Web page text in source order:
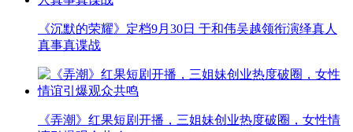
《沉默的荣耀》定档9月30日 于和伟吴越领衔演绎真人
真事真谍战
《弄潮》红果短剧开播，三姐妹创业热度破圈，女性情